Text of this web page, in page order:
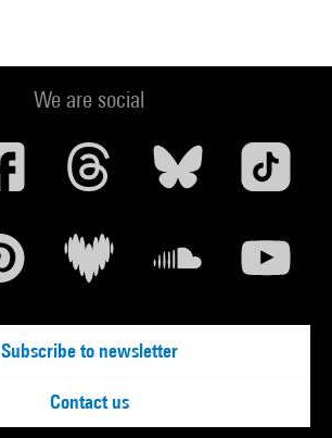
We are social
Subscribe to newsletter
Contact us